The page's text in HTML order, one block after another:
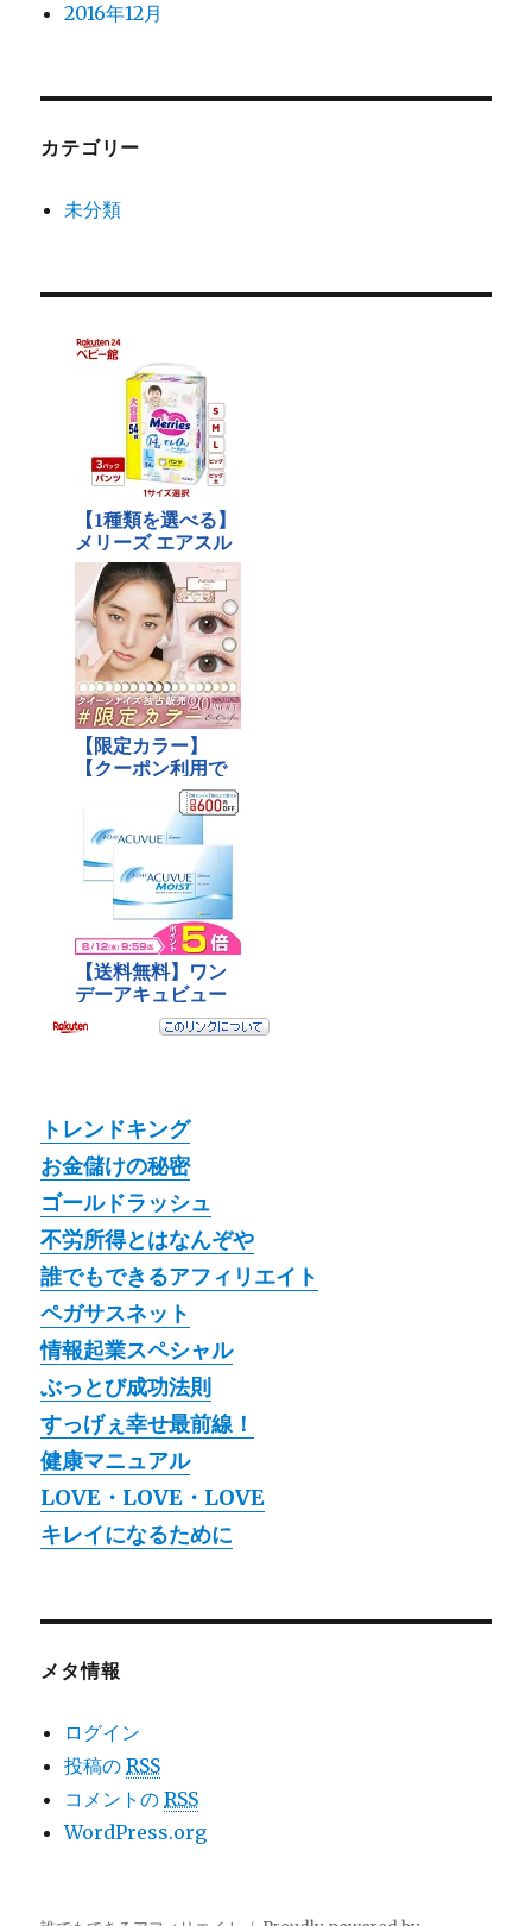
2016年12月
カテゴリー
未分類
トレンドキング
お金儲けの秘密
ゴールドラッシュ
不労所得とはなんぞや
誰でもできるアフィリエイト
ペガサスネット
情報起業スペシャル
ぶっとび成功法則
すっげぇ幸せ最前線！
健康マニュアル
LOVE・LOVE・LOVE
キレイになるために
メタ情報
ログイン
投稿のRSS
コメントのRSS
WordPress.org